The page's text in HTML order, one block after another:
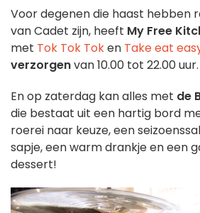
Voor degenen die haast hebben
van Cadet zijn, heeft My Free
met Tok Tok Token Take eat
verzorgenvan 10.00 tot 22.00 uur.
En op zaterdag kan alles met de
die bestaat uit een hartig bord
roerei naar keuze, een
sapje, een warm drankje en een
dessert!